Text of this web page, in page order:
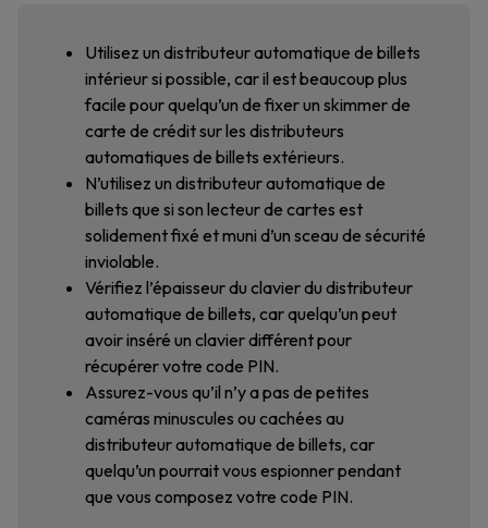
Utilisez un distributeur automatique de billets
intérieur si possible, car il est beaucoup plus
facile pour quelqu’un de fixer un skimmer de
carte de crédit sur les distributeurs
automatiques de billets extérieurs.
N’utilisez un distributeur automatique de
billets que si son lecteur de cartes est
solidement fixé et muni d’un sceau de sécurité
inviolable.
Vérifiez l’épaisseur du clavier du distributeur
automatique de billets, car quelqu’un peut
avoir inséré un clavier différent pour
récupérer votre code PIN.
Assurez-vous qu’il n’y a pas de petites
caméras minuscules ou cachées au
distributeur automatique de billets, car
quelqu’un pourrait vous espionner pendant
que vous composez votre code PIN.